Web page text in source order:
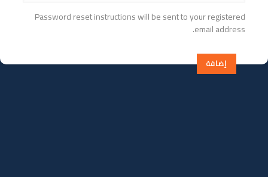
Password reset instructions will be sent to your registered
email address.